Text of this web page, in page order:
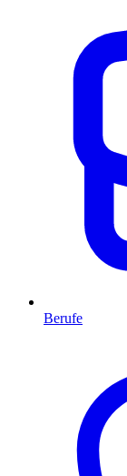
Berufe